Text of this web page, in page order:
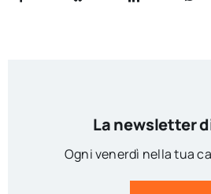
La newsletter
Ogni venerdì nella tua